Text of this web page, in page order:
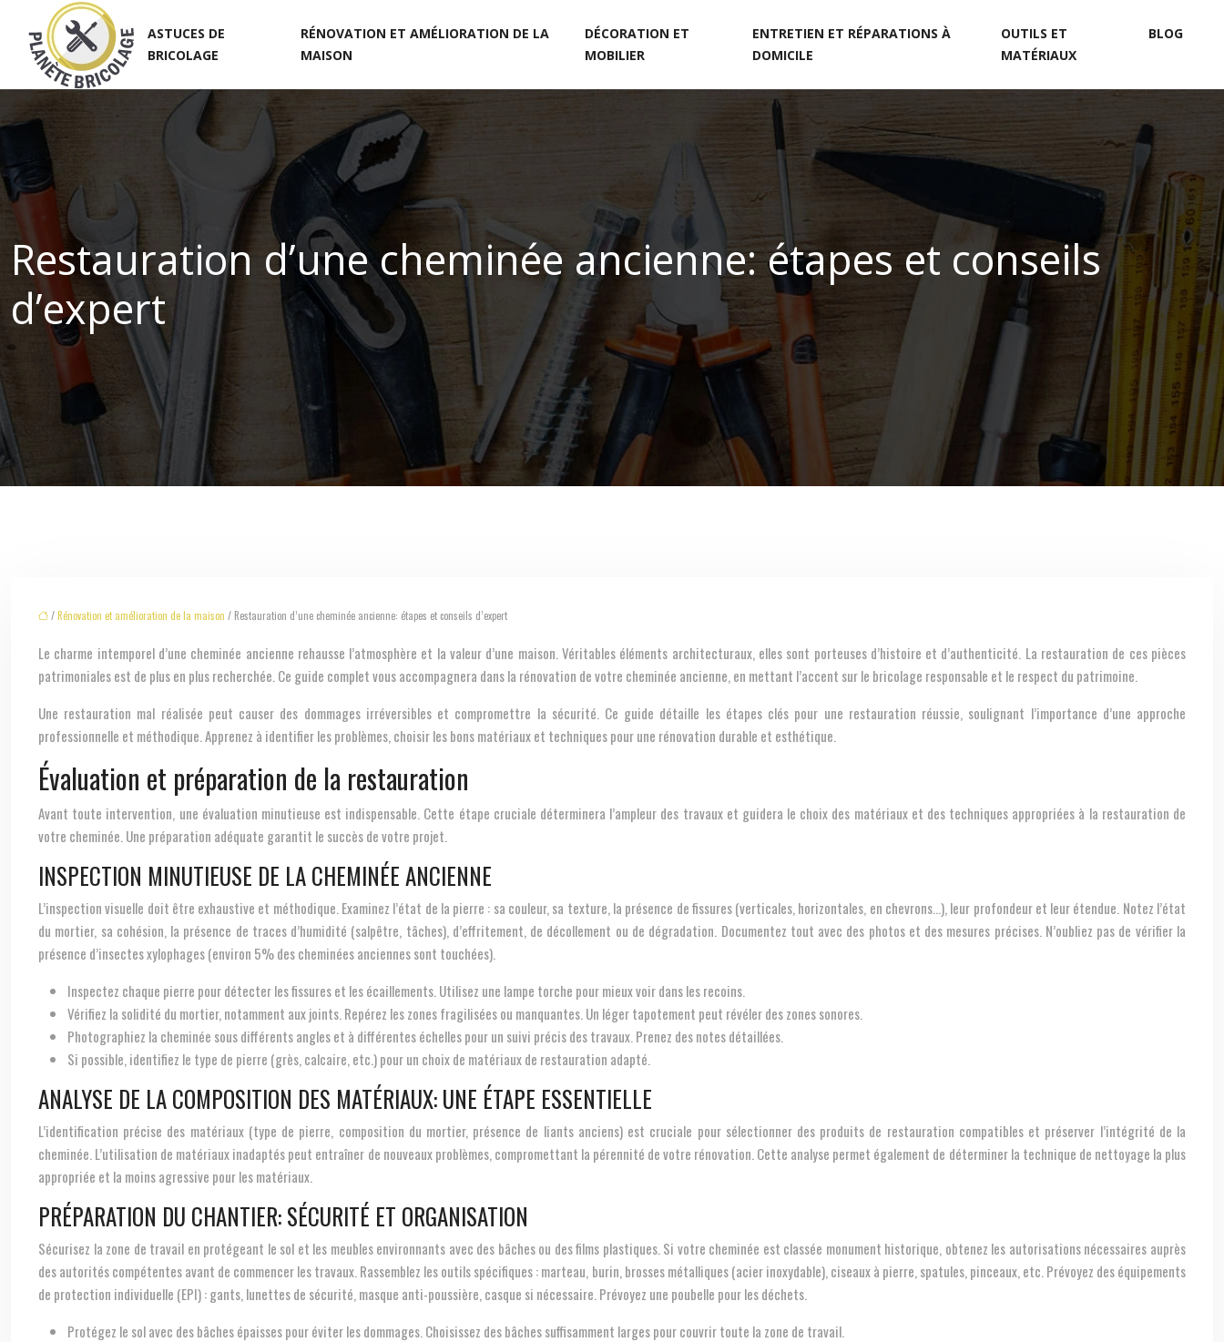
ASTUCES DE
BRICOLAGE
RÉNOVATION ET AMÉLIORATION DE LA
MAISON
DÉCORATION ET
MOBILIER
ENTRETIEN ET RÉPARATIONS À
DOMICILE
OUTILS ET
MATÉRIAUX
BLOG
Restauration d’une cheminée ancienne: étapes et conseils
d’expert
/Rénovation et amélioration de la maison / Restauration d’une cheminée ancienne: étapes et conseils d’expert
Le charme intemporel d’une cheminée ancienne rehausse l’atmosphère et la valeur d’une maison. Véritables éléments architecturaux, elles sont porteuses d’histoire et d’authenticité. La restauration de ces pièces
patrimoniales est de plus en plus recherchée. Ce guide complet vous accompagnera dans la rénovation de votre cheminée ancienne, en mettant l’accent sur le bricolage responsable et le respect du patrimoine.
Une restauration mal réalisée peut causer des dommages irréversibles et compromettre la sécurité. Ce guide détaille les étapes clés pour une restauration réussie, soulignant l’importance d’une approche
professionnelle et méthodique. Apprenez à identifier les problèmes, choisir les bons matériaux et techniques pour une rénovation durable et esthétique.
Évaluation et préparation de la restauration
Avant toute intervention, une évaluation minutieuse est indispensable. Cette étape cruciale déterminera l’ampleur des travaux et guidera le choix des matériaux et des techniques appropriées à la restauration de
votre cheminée. Une préparation adéquate garantit le succès de votre projet.
INSPECTION MINUTIEUSE DE LA CHEMINÉE ANCIENNE
L’inspection visuelle doit être exhaustive et méthodique. Examinez l’état de la pierre : sa couleur, sa texture, la présence de fissures (verticales, horizontales, en chevrons…), leur profondeur et leur étendue. Notez l’état
du mortier, sa cohésion, la présence de traces d’humidité (salpêtre, tâches), d’effritement, de décollement ou de dégradation. Documentez tout avec des photos et des mesures précises. N’oubliez pas de vérifier la
présence d’insectes xylophages (environ 5% des cheminées anciennes sont touchées).
Inspectez chaque pierre pour détecter les fissures et les écaillements. Utilisez une lampe torche pour mieux voir dans les recoins.
Vérifiez la solidité du mortier, notamment aux joints. Repérez les zones fragilisées ou manquantes. Un léger tapotement peut révéler des zones sonores.
Photographiez la cheminée sous différents angles et à différentes échelles pour un suivi précis des travaux. Prenez des notes détaillées.
Si possible, identifiez le type de pierre (grès, calcaire, etc.) pour un choix de matériaux de restauration adapté.
ANALYSE DE LA COMPOSITION DES MATÉRIAUX: UNE ÉTAPE ESSENTIELLE
L’identification précise des matériaux (type de pierre, composition du mortier, présence de liants anciens) est cruciale pour sélectionner des produits de restauration compatibles et préserver l’intégrité de la
cheminée. L’utilisation de matériaux inadaptés peut entraîner de nouveaux problèmes, compromettant la pérennité de votre rénovation. Cette analyse permet également de déterminer la technique de nettoyage la plus
appropriée et la moins agressive pour les matériaux.
PRÉPARATION DU CHANTIER: SÉCURITÉ ET ORGANISATION
Sécurisez la zone de travail en protégeant le sol et les meubles environnants avec des bâches ou des films plastiques. Si votre cheminée est classée monument historique, obtenez les autorisations nécessaires auprès
des autorités compétentes avant de commencer les travaux. Rassemblez les outils spécifiques : marteau, burin, brosses métalliques (acier inoxydable), ciseaux à pierre, spatules, pinceaux, etc. Prévoyez des équipements
de protection individuelle (EPI) : gants, lunettes de sécurité, masque anti-poussière, casque si nécessaire. Prévoyez une poubelle pour les déchets.
Protégez le sol avec des bâches épaisses pour éviter les dommages. Choisissez des bâches suffisamment larges pour couvrir toute la zone de travail.